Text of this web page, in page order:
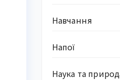
Навчання
Напої
Наука та